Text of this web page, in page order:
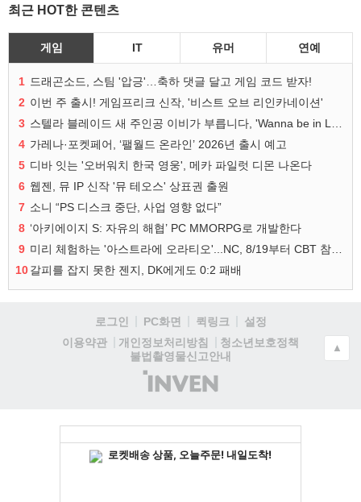
최근 HOT한 콘텐츠
게임 IT 유머 연예
1 드래곤소드, 스팀 '압긍'…축하 댓글 달고 게임 코드 받자!
2 이번 주 출시! 게임프리크 신작, '비스트 오브 리인카네이션'
3
스텔라 블레이드 새 주인공 이비가 부릅니다, 'Wanna be in LOVE' 뮤비 공개
4 가레나·포켓페어, ‘팰월드 온라인’ 2026년 출시 예고
5 디바 잇는 '오버워치 한국 영웅', 메카 파일럿 디몬 나온다
6 웹젠, 뮤 IP 신작 '뮤 테오스' 상표권 출원
7 소니 “PS 디스크 중단, 사업 영향 없다”
8 ‘아키에이지 S: 자유의 해협’ PC MMORPG로 개발한다
9
미리 체험하는 '아스트라에 오라티오'...NC, 8/19부터 CBT 참가자 모집
10갈피를 잡지 못한 젠지, DK에게도 0:2 패배
로그인 PC화면 퀵링크
설정
이용약관
개인정보처리방침
청소년보호정책
불법촬영물신고안내
(주)
인
▲